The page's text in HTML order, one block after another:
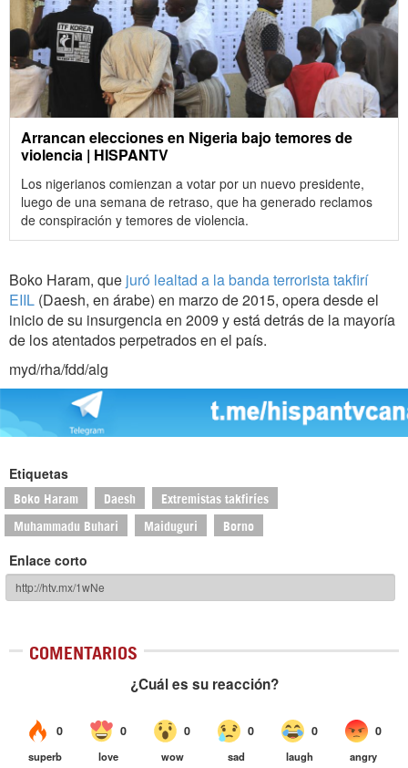
Arrancan elecciones en Nigeria bajo temores de
violencia | HISPANTV
Los nigerianos comienzan a votar por un nuevo presidente,
luego de una semana de retraso, que ha generado reclamos
de conspiración y temores de violencia.
Boko Haram, que juró lealtad a la banda terrorista takfirí
EIIL (Daesh, en árabe) en marzo de 2015, opera desde el
inicio de su insurgencia en 2009 y está detrás de la mayoría
de los atentados perpetrados en el país.
myd/rha/fdd/alg
Etiquetas
Boko Haram Daesh Extremistas takfiríes
Muhammadu Buhari Maiduguri Borno
Enlace corto
COMENTARIOS